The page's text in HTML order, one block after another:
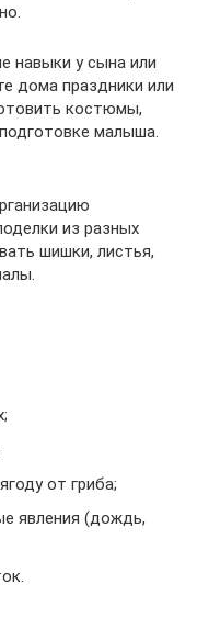
навыки у сына или
дома праздники или
костюмы,
малыша.
из разных
шишки, листья,
от гриба;
явления (дождь,